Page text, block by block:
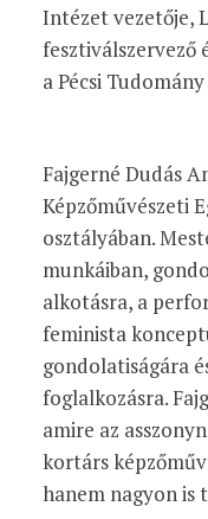
Intézet vezetője,
fesztiválszervező
a Pécsi
Fajgerné Dudás
Képzőművészeti
osztályában.
munkáiban,
alkotásra, a
feminista
gondolatiságára
foglalkozásra.
amire az
kortárs
hanem nagyon is